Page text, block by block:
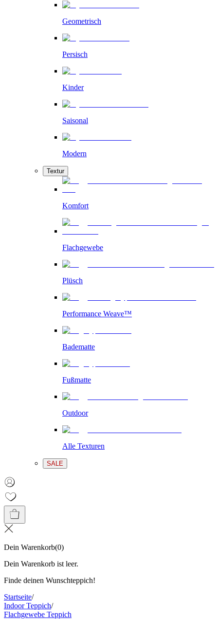
Geometrisch
Persisch
Kinder
Saisonal
Modern
Textur
Komfort
Flachgewebe
Plüsch
Performance Weave™
Badematte
Fußmatte
Outdoor
Alle Texturen
SALE
Dein Warenkorb(0)
Dein Warenkorb ist leer.
Finde deinen Wunschteppich!
Startseite/
Indoor Teppich/
Flachgewebe Teppich